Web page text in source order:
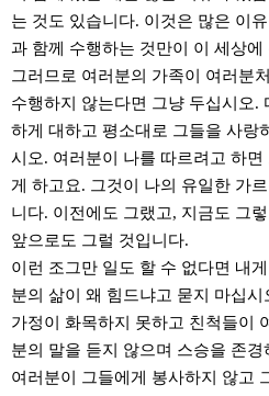
는 것도 있습니다. 이것은 많은 이
과 함께 수행하는 것만이 이 세상에
그러므로 여러분의 가족이 여러분
수행하지 않는다면 그냥 두십시오.
하게 대하고 평소대로 그들을 사랑
시오. 여러분이 나를 따르려고 하면
게 하고요. 그것이 나의 유일한 가
니다. 이전에도 그랬고, 지금도 그
앞으로도 그럴 것입니다.
이런 조그만 일도 할 수 없다면 내게
분의 삶이 왜 힘드냐고 묻지 마십시
가정이 화목하지 못하고 친척들이
분의 말을 듣지 않으며 스승을 존
여러분이 그들에게 봉사하지 않고